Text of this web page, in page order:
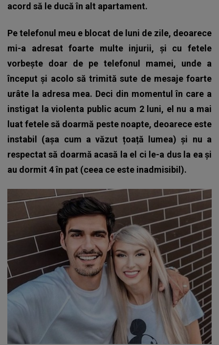
acord să le ducă în alt apartament.
Pe telefonul meu e blocat de luni de zile, deoarece
mi-a adresat foarte multe injurii, și cu fetele
vorbește doar de pe telefonul mamei, unde a
început și acolo să trimită sute de mesaje foarte
urâte la adresa mea. Deci din momentul în care a
instigat la violenta public acum 2 luni, el nu a mai
luat fetele să doarmă peste noapte, deoarece este
instabil (așa cum a văzut țoață lumea) și nu a
respectat să doarmă acasă la el ci le-a dus la ea și
au dormit 4 în pat (ceea ce este inadmisibil).